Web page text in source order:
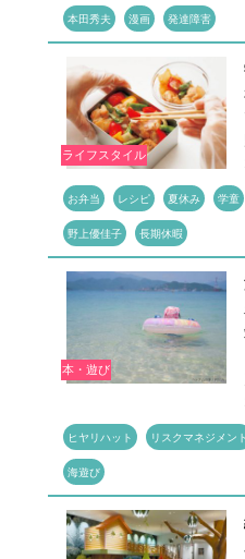
本田秀夫 漫画 発達障害
ライフスタイル
お弁当 レシピ 夏休み 学童
野上優佳子 長期休暇
本・遊び
ヒヤリハット リスクマネジメント
海遊び